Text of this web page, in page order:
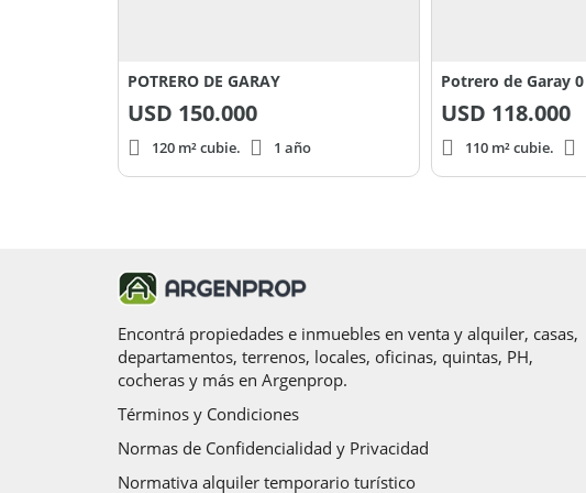
POTRERO DE GARAY
USD 150.000
120 m² cubie. 1 año
Potrero de Garay 0
USD 118.000
110 m² cubie.
Encontrá propiedades e inmuebles en venta y alquiler, casas,
departamentos, terrenos, locales, oficinas, quintas, PH,
cocheras y más en Argenprop.
Términos y Condiciones
Normas de Confidencialidad y Privacidad
Normativa alquiler temporario turístico